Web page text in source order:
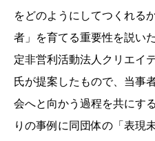
をどのようにしてつくれる
者」を育てる重要性を説い
定非営利活動法人クリエイ
氏が提案したもので、当事
会へと向かう過程を共にす
りの事例に同団体の「表現